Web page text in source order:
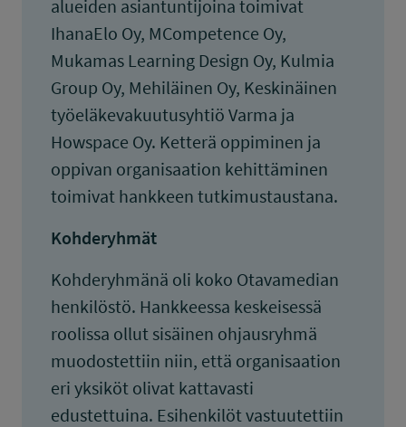
alueiden asiantuntijoina toimivat
IhanaElo Oy, MCompetence Oy,
Mukamas Learning Design Oy, Kulmia
Group Oy, Mehiläinen Oy, Keskinäinen
työeläkevakuutusyhtiö Varma ja
Howspace Oy. Ketterä oppiminen ja
oppivan organisaation kehittäminen
toimivat hankkeen tutkimustaustana.
Kohderyhmät
Kohderyhmänä oli koko Otavamedian
henkilöstö. Hankkeessa keskeisessä
roolissa ollut sisäinen ohjausryhmä
muodostettiin niin, että organisaation
eri yksiköt olivat kattavasti
edustettuina. Esihenkilöt vastuutettiin